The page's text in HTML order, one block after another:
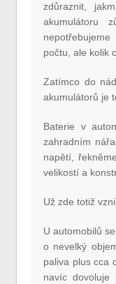
zdůraznit,
akumulátoru
počtu, ale kolik
Zatímco do
akumulátorů je
Baterie v
zahradním
napětí,
velikostí a
Už zde totiž
U automobilů
o nevelký
paliva plus cca
navíc dovoluje